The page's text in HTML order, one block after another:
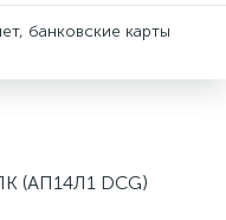
банковские карты
(АП14Л1 DCG)